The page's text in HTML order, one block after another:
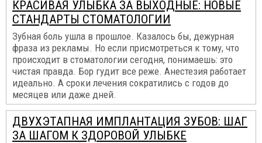
КРАСИВАЯ УЛЫБКА ЗА ВЫХОДНЫЕ: НОВЫЕ
СТАНДАРТЫ СТОМАТОЛОГИИ
Зубная боль ушла в прошлое. Казалось бы, дежурная
фраза из рекламы. Но если присмотреться к тому, что
происходит в стоматологии сегодня, понимаешь: это
чистая правда. Бор гудит все реже. Анестезия работает
идеально. А сроки лечения сократились с годов до
месяцев или даже дней.
ДВУХЭТАПНАЯ ИМПЛАНТАЦИЯ ЗУБОВ: ШАГ
ЗА ШАГОМ К ЗДОРОВОЙ УЛЫБКЕ